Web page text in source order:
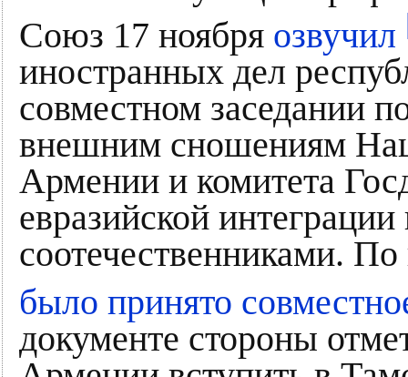
Союз 17 ноября озвучил
иностранных дел
совместном заседании
внешним сношениям
Армении и комитета
евразийской интеграции
соотечественниками.
было принято
документе стороны